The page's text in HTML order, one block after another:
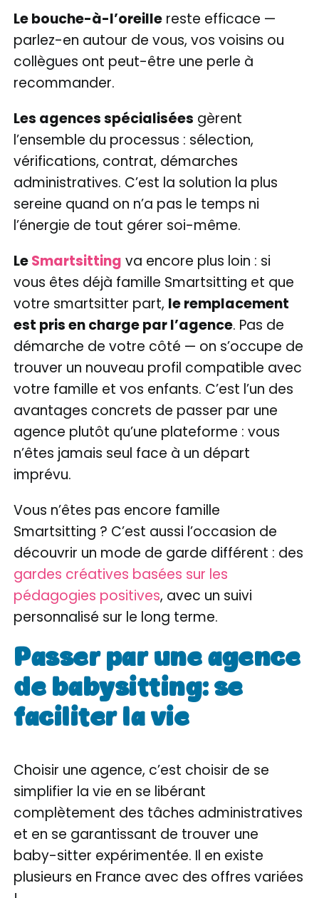
Le bouche-à-l’oreille reste efficace —
parlez-en autour de vous, vos voisins ou
collègues ont peut-être une perle à
recommander.
Les agences spécialisées gèrent
l’ensemble du processus : sélection,
vérifications, contrat, démarches
administratives. C’est la solution la plus
sereine quand on n’a pas le temps ni
l’énergie de tout gérer soi-même.
LeSmartsitting va encore plus loin : si
vous êtes déjà famille Smartsitting et que
votre smartsitter part, le remplacement
est pris en charge par l’agence. Pas de
démarche de votre côté — on s’occupe de
trouver un nouveau profil compatible avec
votre famille et vos enfants. C’est l’un des
avantages concrets de passer par une
agence plutôt qu’une plateforme : vous
n’êtes jamais seul face à un départ
imprévu.
Vous n’êtes pas encore famille
Smartsitting ? C’est aussi l’occasion de
découvrir un mode de garde différent : des
gardes créatives basées sur les
pédagogies positives, avec un suivi
personnalisé sur le long terme.
Passer par une agence
de babysitting: se
faciliter la vie
Choisir une agence, c’est choisir de se
simplifier la vie en se libérant
complètement des tâches administratives
et en se garantissant de trouver une
baby-sitter expérimentée. Il en existe
plusieurs en France avec des offres variées